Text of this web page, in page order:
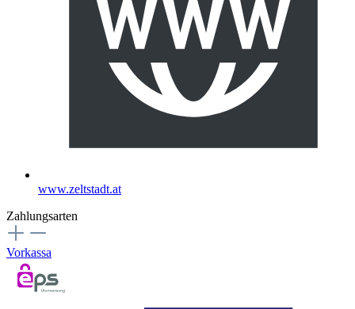
www.zeltstadt.at
Zahlungsarten
Vorkassa